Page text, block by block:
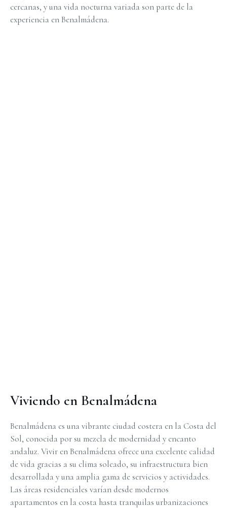
cercanas, y una vida nocturna variada son parte de la
experiencia en Benalmádena.
Viviendo en Benalmádena
Benalmádena es una vibrante ciudad costera en la Costa del
Sol, conocida por su mezcla de modernidad y encanto
andaluz. Vivir en Benalmádena ofrece una excelente calidad
de vida gracias a su clima soleado, su infraestructura bien
desarrollada y una amplia gama de servicios y actividades.
Las áreas residenciales varían desde modernos
apartamentos en la costa hasta tranquilas urbanizaciones